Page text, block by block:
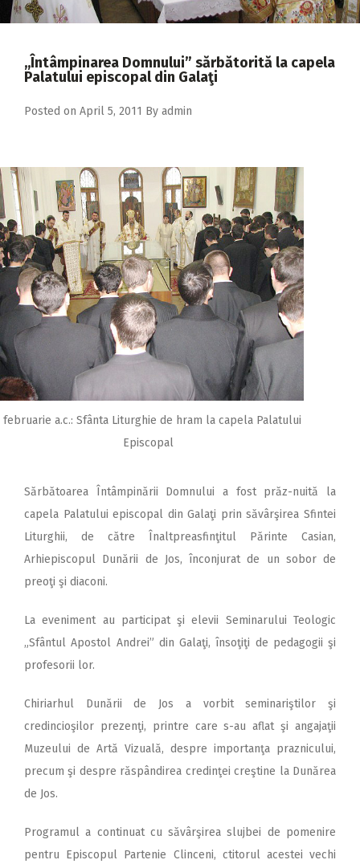
2018
2016
2012
2011
2010
2009
,,Întâmpinarea Domnului” sărbătorită la capela
Palatului episcopal din Galaţi
Posted on April 5, 2011 By admin
februarie a.c.: Sfânta Liturghie de hram la capela Palatului
Episcopal
Sărbătoarea Întâmpinării Domnului a fost prăz-nuită la
capela Palatului episcopal din Galaţi prin săvârşirea Sfintei
Liturghii, de către Înaltpreasfinţitul Părinte Casian,
Arhiepiscopul Dunării de Jos, înconjurat de un sobor de
preoţi şi diaconi.
La eveniment au participat şi elevii Seminarului Teologic
„Sfântul Apostol Andrei” din Galaţi, însoţiţi de pedagogii şi
profesorii lor.
Chiriarhul Dunării de Jos a vorbit seminariştilor şi
credincioşilor prezenţi, printre care s-au aflat şi angajaţii
Muzeului de Artă Vizuală, despre importanţa praznicului,
precum şi despre răspândirea credinţei creştine la Dunărea
de Jos.
Programul a continuat cu săvârşirea slujbei de pomenire
pentru Episcopul Partenie Clinceni, ctitorul acestei vechi